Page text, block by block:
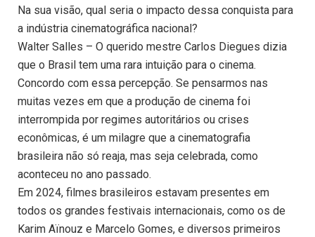
Na sua visão, qual seria o impacto dessa conquista para
a indústria cinematográfica nacional?
Walter Salles – O querido mestre Carlos Diegues dizia
que o Brasil tem uma rara intuição para o cinema.
Concordo com essa percepção. Se pensarmos nas
muitas vezes em que a produção de cinema foi
interrompida por regimes autoritários ou crises
econômicas, é um milagre que a cinematografia
brasileira não só reaja, mas seja celebrada, como
aconteceu no ano passado.
Em 2024, filmes brasileiros estavam presentes em
todos os grandes festivais internacionais, como os de
Karim Aïnouz e Marcelo Gomes, e diversos primeiros